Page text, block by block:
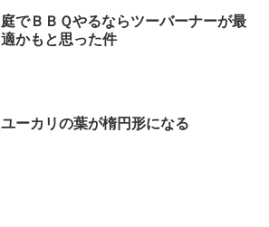
庭でＢＢＱやるならツーバーナーが最
適かもと思った件
ユーカリの葉が楕円形になる